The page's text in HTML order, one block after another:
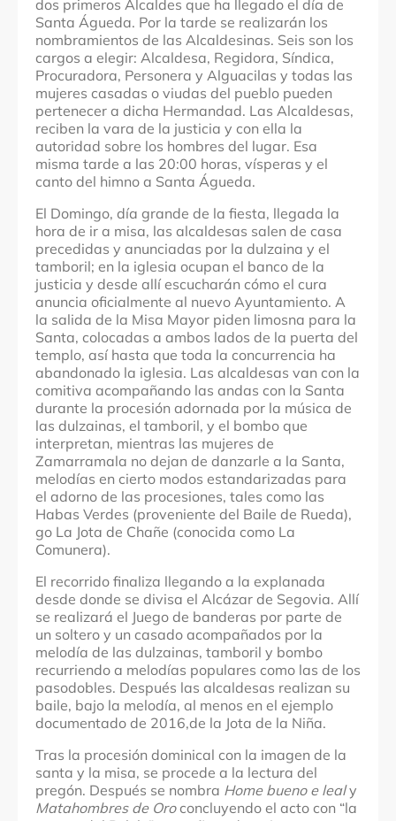
dos primeros Alcaldes que ha llegado el día de
Santa Águeda. Por la tarde se realizarán los
nombramientos de las Alcaldesinas. Seis son los
cargos a elegir: Alcaldesa, Regidora, Síndica,
Procuradora, Personera y Alguacilas y todas las
mujeres casadas o viudas del pueblo pueden
pertenecer a dicha Hermandad. Las Alcaldesas,
reciben la vara de la justicia y con ella la
autoridad sobre los hombres del lugar. Esa
misma tarde a las 20:00 horas, vísperas y el
canto del himno a Santa Águeda.
El Domingo, día grande de la fiesta, llegada la
hora de ir a misa, las alcaldesas salen de casa
precedidas y anunciadas por la dulzaina y el
tamboril; en la iglesia ocupan el banco de la
justicia y desde allí escucharán cómo el cura
anuncia oficialmente al nuevo Ayuntamiento. A
la salida de la Misa Mayor piden limosna para la
Santa, colocadas a ambos lados de la puerta del
templo, así hasta que toda la concurrencia ha
abandonado la iglesia. Las alcaldesas van con la
comitiva acompañando las andas con la Santa
durante la procesión adornada por la música de
las dulzainas, el tamboril, y el bombo que
interpretan, mientras las mujeres de
Zamarramala no dejan de danzarle a la Santa,
melodías en cierto modos estandarizadas para
el adorno de las procesiones, tales como las
Habas Verdes (proveniente del Baile de Rueda),
go La Jota de Chañe (conocida como La
Comunera).
El recorrido finaliza llegando a la explanada
desde donde se divisa el Alcázar de Segovia. Allí
se realizará el Juego de banderas por parte de
un soltero y un casado acompañados por la
melodía de las dulzainas, tamboril y bombo
recurriendo a melodías populares como las de los
pasodobles. Después las alcaldesas realizan su
baile, bajo la melodía, al menos en el ejemplo
documentado de 2016,de la Jota de la Niña.
Tras la procesión dominical con la imagen de la
santa y la misa, se procede a la lectura del
pregón. Después se nombra Home bueno e lealy
Matahombres de Oroconcluyendo el acto con “la